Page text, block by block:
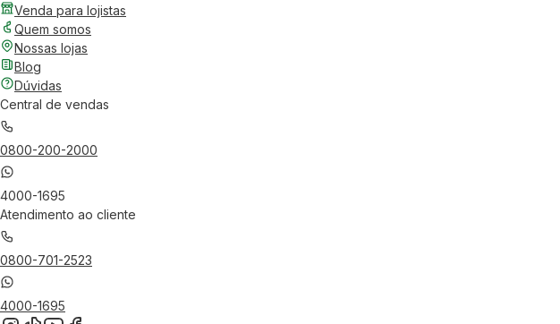
Venda para lojistas
Quem somos
Nossas lojas
Blog
Dúvidas
Central de vendas
0800-200-2000
4000-1695
Atendimento ao cliente
0800-701-2523
4000-1695